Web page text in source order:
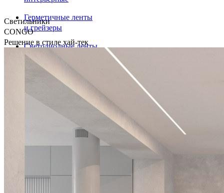
Герметичные ленты
и грейзеры
Светодиодные ленты
Профили
Аварийные указатели
диммеры и Диммируемые
Светильники
CONGO
Решение в стиле хай-тек